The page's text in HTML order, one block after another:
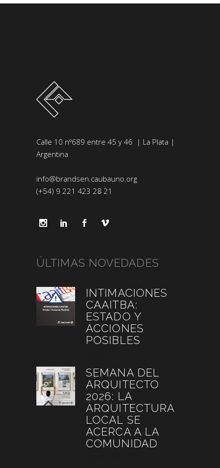
Calle 10 nº689 entre 45 y 46 | La Plata |
Argentina
info@brandsen.caubauno.org
(+54) 9 221 423 28 21
ÚLTIMAS NOVEDADES
INTIMACIONES
CAAITBA:
ESTADO Y
ACCIONES
POSIBLES
SEMANA DEL
ARQUITECTO
2026: LA
ARQUITECTURA
LOCAL SE
ACERCA A LA
COMUNIDAD